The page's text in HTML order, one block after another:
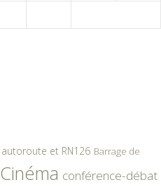
autoroute et RN126 Barrage de
Cinéma conférence-débat